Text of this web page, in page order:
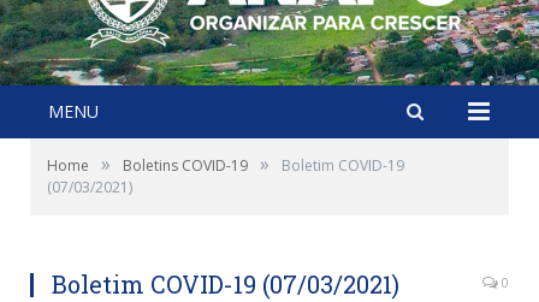
MENU
Home » Boletins COVID-19 »
Boletim COVID-19
(07/03/2021)
Boletim COVID-19 (07/03/2021) 0